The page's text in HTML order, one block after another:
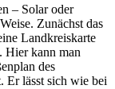
– Solar oder
Zunächst das
Landkreiskarte
Hier kann man
des
Er lässt sich wie bei